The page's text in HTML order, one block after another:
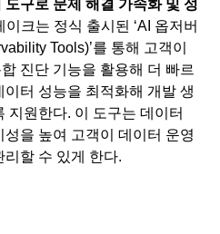
구로 문제 해결 가속화 및 성
이크는 정식 출시된 ‘AI 옵저버
Tools)’를 통해 고객이
진단 기능을 활용해 더 빠르
터 성능을 최적화해 개발 생
지원한다. 이 도구는 데이터
을 높여 고객이 데이터 운영
할 수 있게 한다.